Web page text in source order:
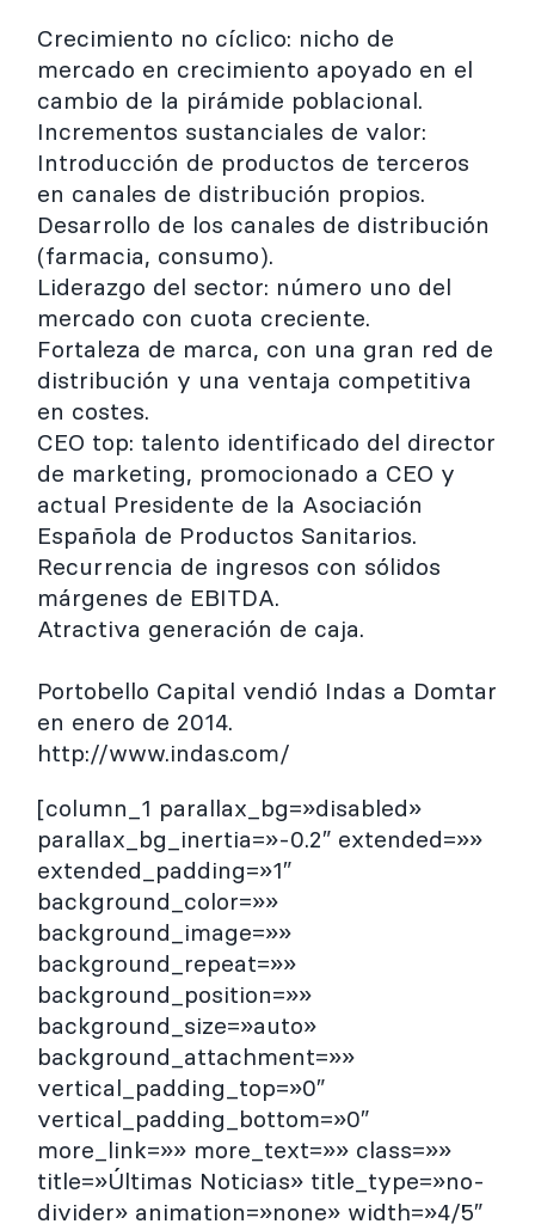
Crecimiento no cíclico: nicho de
mercado en crecimiento apoyado en el
cambio de la pirámide poblacional.
Incrementos sustanciales de valor:
Introducción de productos de terceros
en canales de distribución propios.
Desarrollo de los canales de distribución
(farmacia, consumo).
Liderazgo del sector: número uno del
mercado con cuota creciente.
Fortaleza de marca, con una gran red de
distribución y una ventaja competitiva
en costes.
CEO top: talento identificado del director
de marketing, promocionado a CEO y
actual Presidente de la Asociación
Española de Productos Sanitarios.
Recurrencia de ingresos con sólidos
márgenes de EBITDA.
Atractiva generación de caja.
Portobello Capital vendió Indas a Domtar
en enero de 2014.
http://www.indas.com/
[column_1 parallax_bg=»disabled»
parallax_bg_inertia=»-0.2″ extended=»»
extended_padding=»1″
background_color=»»
background_image=»»
background_repeat=»»
background_position=»»
background_size=»auto»
background_attachment=»»
vertical_padding_top=»0″
vertical_padding_bottom=»0″
more_link=»» more_text=»» class=»»
title=»Últimas Noticias» title_type=»no-
divider» animation=»none» width=»4/5″